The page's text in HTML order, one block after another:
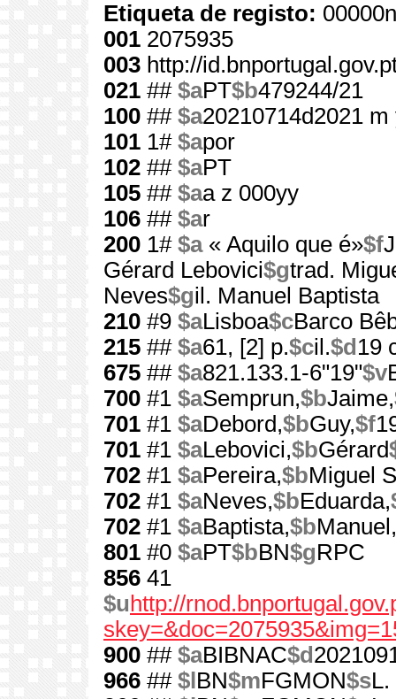
Etiqueta de registo:
001 2075935
003 http://
021 ## $aPT$b479244/21
100 ## $a20210714d2021
101 1# $apor
102 ## $aPT
105 ## $aa z 000yy
106 ## $ar
200 1# $a« Aquilo que é»$f
Gérard Lebovici$gtrad.
Neves$gil. Manuel Baptista
210 #9 $aLisboa$cBarco
215 ## $a61, [2] p.$cil.$d 19
675 ## $a821.133.1-6"19"$v
700 #1 $aSemprun,$bJaime,
701 #1 $aDebord,$bGuy,$f
701 #1 $aLebovici,$bGérard
702 #1 $aPereira,$bMiguel
702 #1 $aNeves,$bEduarda,
702 #1 $aBaptista,$bManuel,
801 #0 $aPT$bBN$gRPC
856 41
$u http://
900 ## $aBIBNAC$d
966 ## $l BN$mFGMON$sL.